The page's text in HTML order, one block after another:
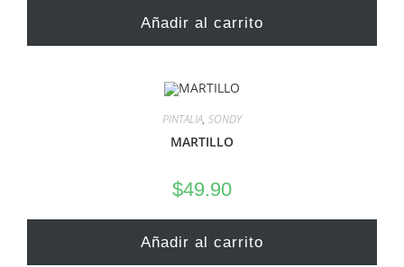
Añadir al carrito
PINTALIA, SONDY
MARTILLO
$49.90
Añadir al carrito